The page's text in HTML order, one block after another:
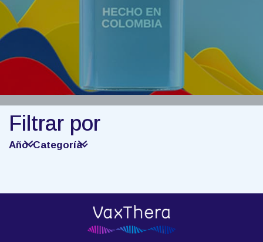
Filtrar por
Año Categoría